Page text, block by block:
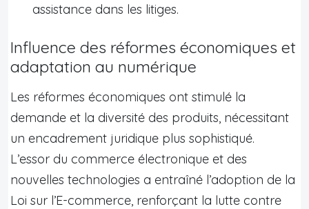
assistance dans les litiges.
Influence des réformes économiques et
adaptation au numérique
Les réformes économiques ont stimulé la
demande et la diversité des produits, nécessitant
un encadrement juridique plus sophistiqué.
L’essor du commerce électronique et des
nouvelles technologies a entraîné l’adoption de la
Loi sur l’E-commerce, renforçant la lutte contre